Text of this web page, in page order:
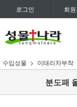
로그인 회
수입성물 이태리차부착
분도패